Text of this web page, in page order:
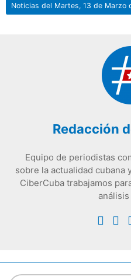
Noticias del Martes, 13 de Marzo
Redacción
Equipo de periodistas
sobre la actualidad cubana
CiberCuba trabajamos